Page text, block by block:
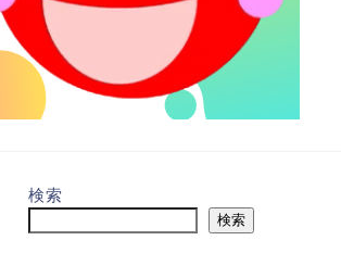
検索
検索